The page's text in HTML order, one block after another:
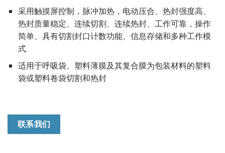
采用触摸屏控制，脉冲加热，电动压合、热封强度高、
热封质量稳定、连续切割、连续热封、工作可靠，操作
简单、具有切割封口计数功能、信息存储和多种工作模
式
适用于呼吸袋、塑料薄膜及其复合膜为包装材料的塑料
袋或塑料卷袋切割和热封
联系我们